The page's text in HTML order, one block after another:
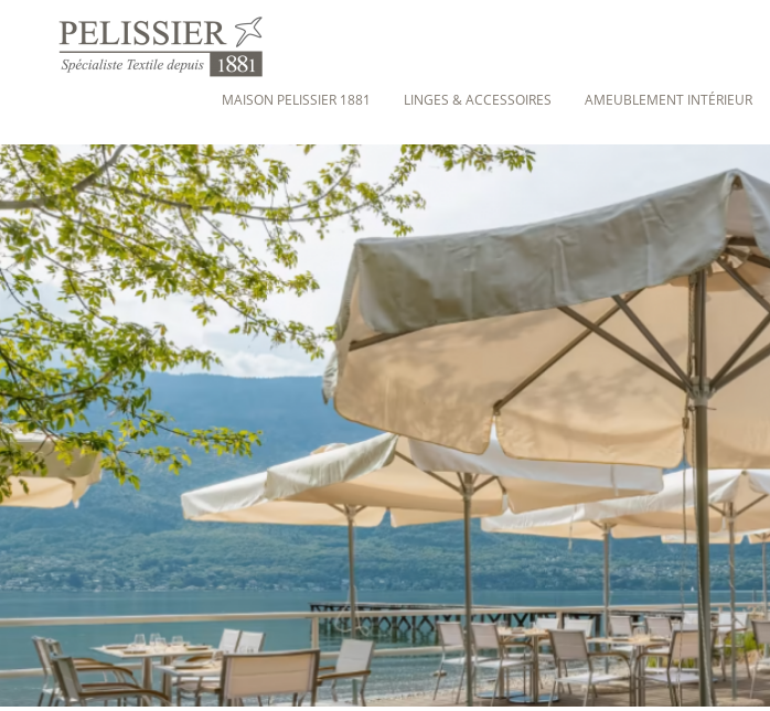
MAISON PELISSIER 1881 LINGES & ACCESSOIRES AMEUBLEMENT INTÉRIEUR